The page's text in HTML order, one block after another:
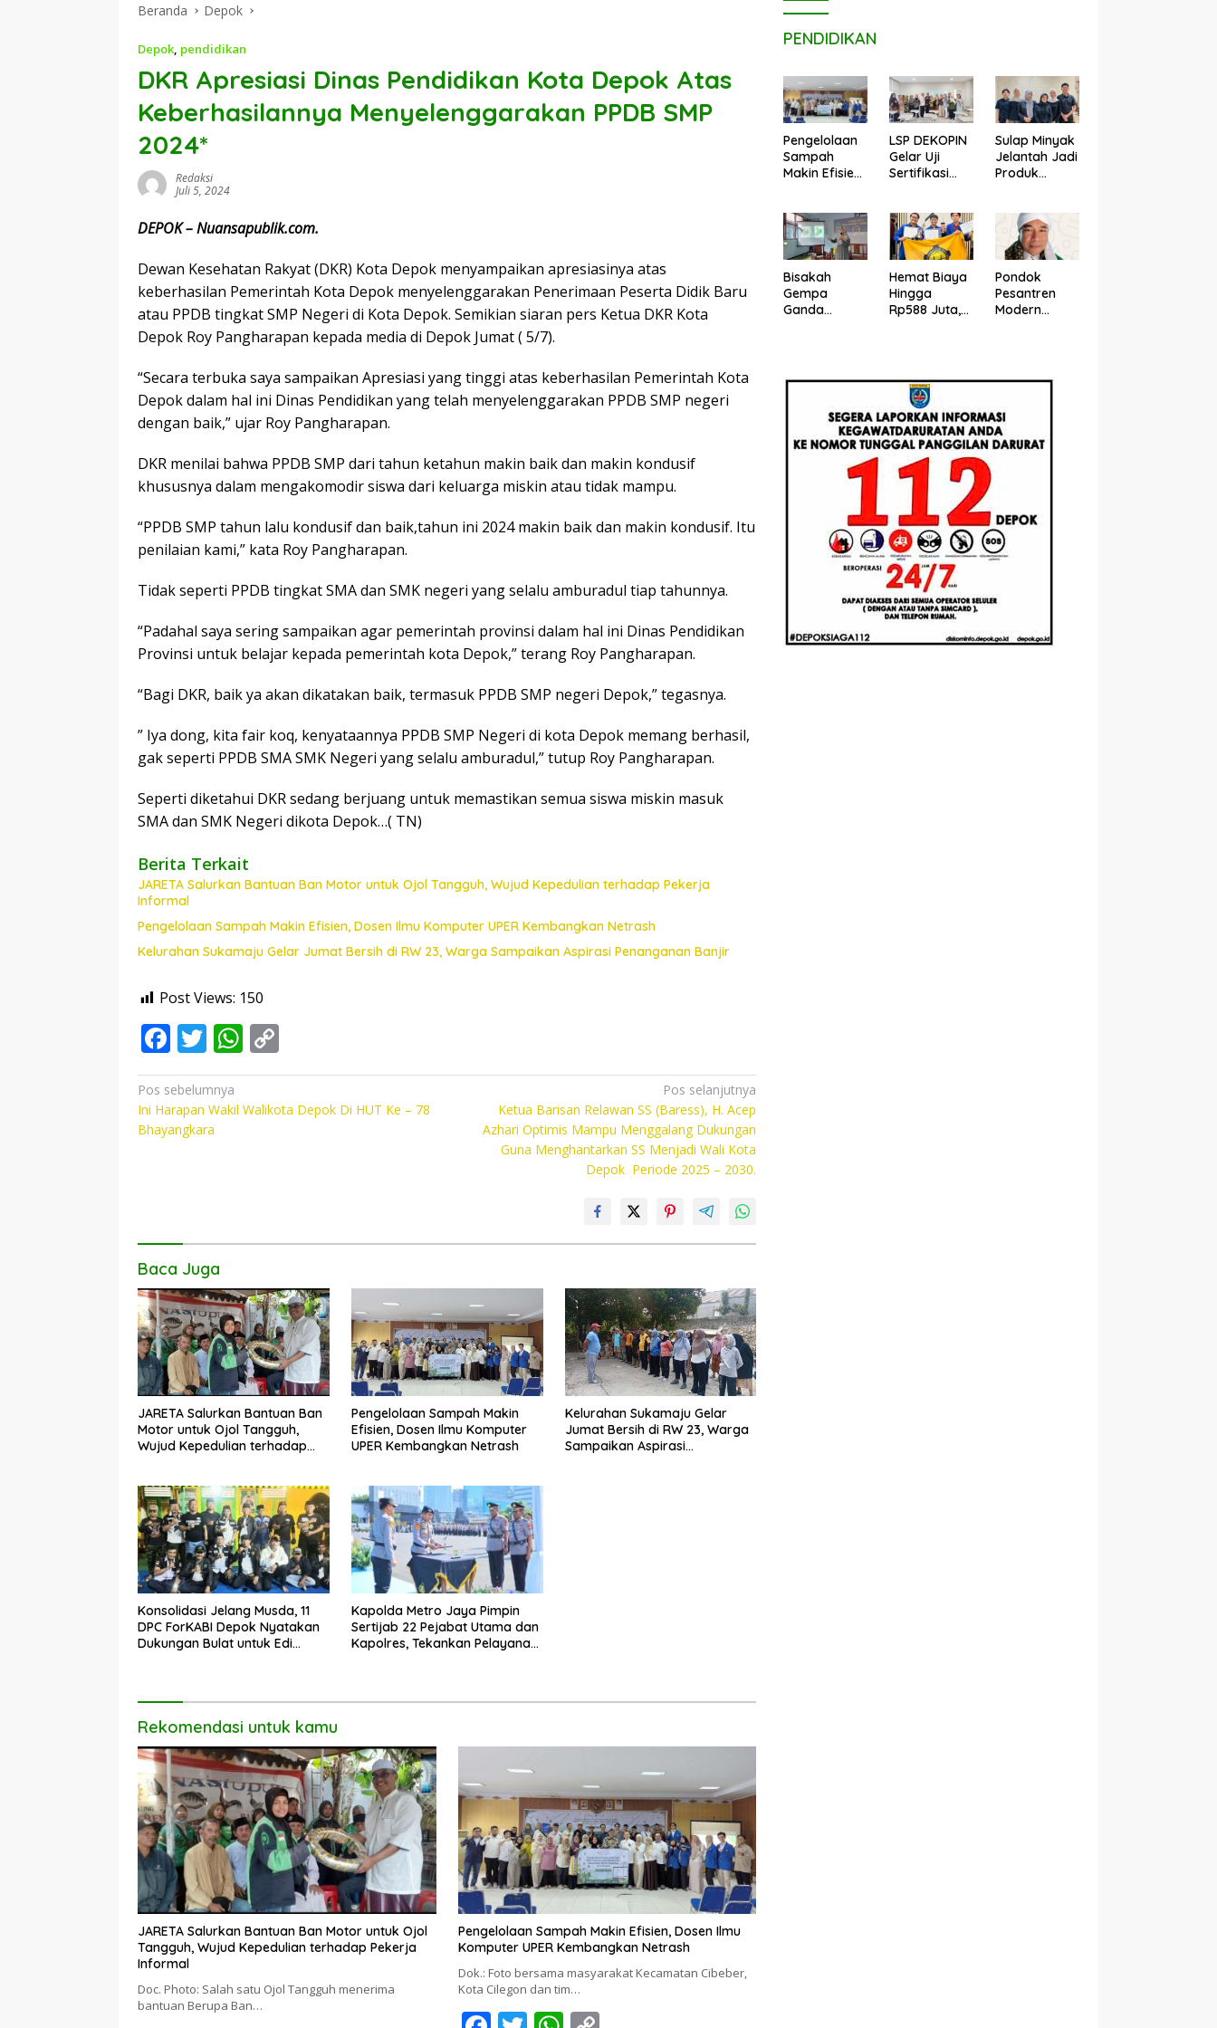
Beranda Depok
Depok, pendidikan
DKR Apresiasi Dinas Pendidikan Kota Depok Atas
Keberhasilannya Menyelenggarakan PPDB SMP
2024*
Redaksi
Juli 5, 2024
DEPOK – Nuansapublik.com.
Dewan Kesehatan Rakyat (DKR) Kota Depok menyampaikan apresiasinya atas
keberhasilan Pemerintah Kota Depok menyelenggarakan Penerimaan Peserta Didik Baru
atau PPDB tingkat SMP Negeri di Kota Depok. Semikian siaran pers Ketua DKR Kota
Depok Roy Pangharapan kepada media di Depok Jumat ( 5/7).
“Secara terbuka saya sampaikan Apresiasi yang tinggi atas keberhasilan Pemerintah Kota
Depok dalam hal ini Dinas Pendidikan yang telah menyelenggarakan PPDB SMP negeri
dengan baik,” ujar Roy Pangharapan.
DKR menilai bahwa PPDB SMP dari tahun ketahun makin baik dan makin kondusif
khususnya dalam mengakomodir siswa dari keluarga miskin atau tidak mampu.
“PPDB SMP tahun lalu kondusif dan baik,tahun ini 2024 makin baik dan makin kondusif. Itu
penilaian kami,” kata Roy Pangharapan.
Tidak seperti PPDB tingkat SMA dan SMK negeri yang selalu amburadul tiap tahunnya.
“Padahal saya sering sampaikan agar pemerintah provinsi dalam hal ini Dinas Pendidikan
Provinsi untuk belajar kepada pemerintah kota Depok,” terang Roy Pangharapan.
“Bagi DKR, baik ya akan dikatakan baik, termasuk PPDB SMP negeri Depok,” tegasnya.
” Iya dong, kita fair koq, kenyataannya PPDB SMP Negeri di kota Depok memang berhasil,
gak seperti PPDB SMA SMK Negeri yang selalu amburadul,” tutup Roy Pangharapan.
Seperti diketahui DKR sedang berjuang untuk memastikan semua siswa miskin masuk
SMA dan SMK Negeri dikota Depok…( TN)
Berita Terkait
JARETA Salurkan Bantuan Ban Motor untuk Ojol Tangguh, Wujud Kepedulian terhadap Pekerja
Informal
Pengelolaan Sampah Makin Efisien, Dosen Ilmu Komputer UPER Kembangkan Netrash
Kelurahan Sukamaju Gelar Jumat Bersih di RW 23, Warga Sampaikan Aspirasi Penanganan Banjir
Post Views: 150
F
ac
e
b
T
w
itt
er
W
h
at
s
o
p
y
Navigasi
pos
Pos sebelumnya
Ini Harapan Wakil Walikota Depok Di HUT Ke – 78
Bhayangkara
Pos selanjutnya
Ketua Barisan Relawan SS (Baress), H. Acep
Azhari Optimis Mampu Menggalang Dukungan
Guna Menghantarkan SS Menjadi Wali Kota
Depok Periode 2025 – 2030.
Baca Juga
JARETA Salurkan Bantuan Ban
Motor untuk Ojol Tangguh,
Wujud Kepedulian terhadap
Pengelolaan Sampah Makin
Efisien, Dosen Ilmu Komputer
UPER Kembangkan Netrash
Kelurahan Sukamaju Gelar
Jumat Bersih di RW 23, Warga
Sampaikan Aspirasi
Konsolidasi Jelang Musda, 11
DPC ForKABI Depok Nyatakan
Dukungan Bulat untuk Edi
Kapolda Metro Jaya Pimpin
Sertijab 22 Pejabat Utama dan
Kapolres, Tekankan Pelayanan
Rekomendasi untuk kamu
JARETA Salurkan Bantuan Ban Motor untuk Ojol
Tangguh, Wujud Kepedulian terhadap Pekerja
Informal
Doc. Photo: Salah satu Ojol Tangguh menerima
bantuan Berupa Ban…
Pengelolaan Sampah Makin Efisien, Dosen Ilmu
Komputer UPER Kembangkan Netrash
Dok.: Foto bersama masyarakat Kecamatan Cibeber,
Kota Cilegon dan tim…
PENDIDIKAN
Pengelolaan
Sampah
Makin Efisien,
UPER
Kembangkan
Netrash
LSP DEKOPIN
Gelar Uji
Sertifikasi
Pendamping
Koperasi
Bersertifikat
BNSP di
Kampus STIE
MBI Depok.
Sulap Minyak
Jelantah Jadi
Produk
Mahasiswa
UPER Raih
Pendanaan
P2MW 2026
Bisakah
Gempa
Ganda
Penjelasan
Ilmiahnya
Hemat Biaya
Hingga
Rp588 Juta,
Konstruksi
Berbasis
Augmented
Reality
Pondok
Pesantren
Modern
Tahun Ajaran
2026-2027